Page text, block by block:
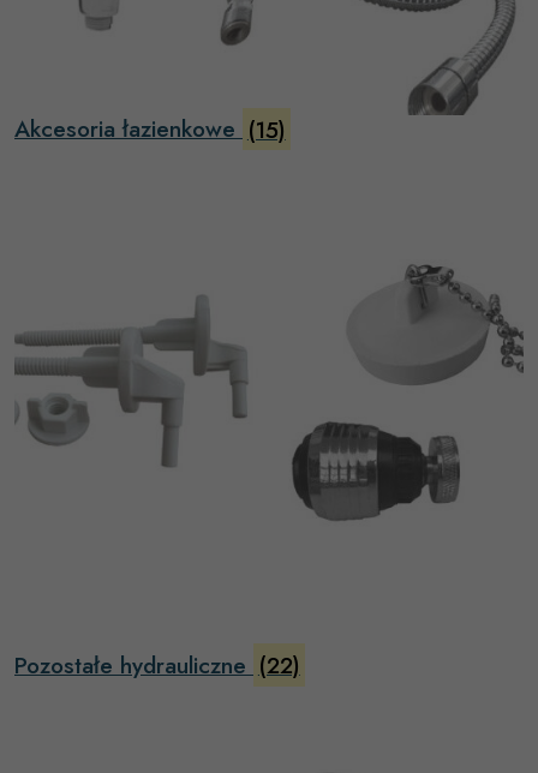
Akcesoria łazienkowe (15)
Pozostałe hydrauliczne (22)